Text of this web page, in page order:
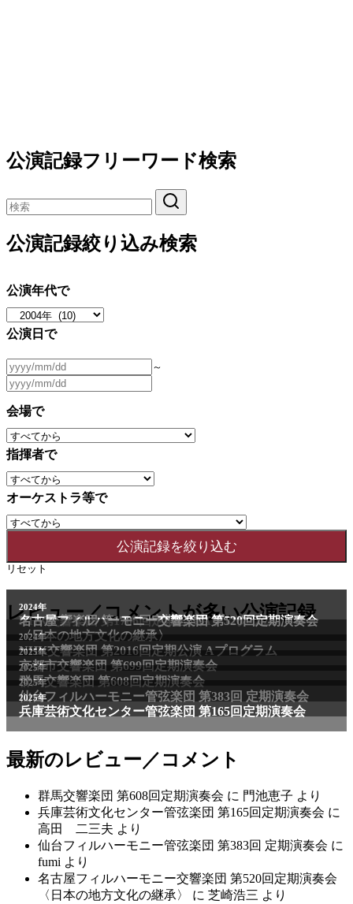
公演記録フリーワード検索
公演記録絞り込み検索
公演年代で
公演日で
～
会場で
指揮者で
オーケストラ等で
リセット
レビュー／コメントが多い公演記録
2011年
NHK交響楽団 第1706回定期公演Aプログラム
2024年
名古屋フィルハーモニー交響楽団 第520回定期演奏会
〈日本の地方文化の継承〉
2024年
NHK交響楽団 第2016回定期公演 Aプログラム
2025年
京都市交響楽団 第699回定期演奏会
2025年
群馬交響楽団 第608回定期演奏会
2025年
仙台フィルハーモニー管弦楽団 第383回 定期演奏会
2025年
兵庫芸術文化センター管弦楽団 第165回定期演奏会
最新のレビュー／コメント
群馬交響楽団 第608回定期演奏会 に 門池恵子 より
兵庫芸術文化センター管弦楽団 第165回定期演奏会 に
高田 二三夫 より
仙台フィルハーモニー管弦楽団 第383回 定期演奏会 に
fumi より
名古屋フィルハーモニー交響楽団 第520回定期演奏会
〈日本の地方文化の継承〉
に 芝崎浩三 より